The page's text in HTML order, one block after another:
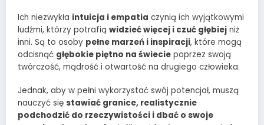
Ich niezwykła intuicja i empatia czynią ich wyjątkowymi
ludźmi, którzy potrafią widzieć więcej i czuć głębiej niż
inni. Są to osoby pełne marzeń i inspiracji, które mogą
odcisnąć głębokie piętno na świecie poprzez swoją
twórczość, mądrość i otwartość na drugiego człowieka.
Jednak, aby w pełni wykorzystać swój potencjał, muszą
nauczyć się stawiać granice, realistycznie
podchodzić do rzeczywistości i dbać o swoje